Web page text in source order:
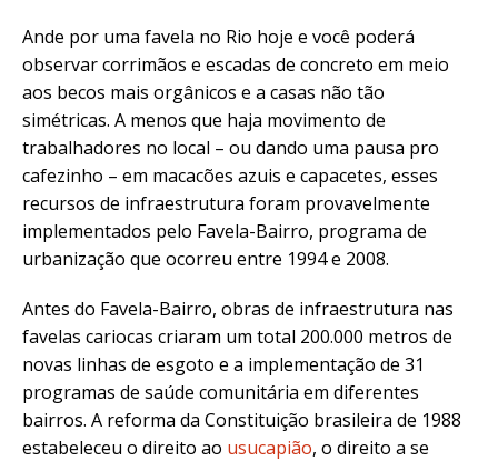
Ande por uma favela no Rio hoje e você poderá
observar corrimãos e escadas de concreto em meio
aos becos mais orgânicos e a casas não tão
simétricas. A menos que haja movimento de
trabalhadores no local – ou dando uma pausa pro
cafezinho – em macacões azuis e capacetes, esses
recursos de infraestrutura foram provavelmente
implementados pelo Favela-Bairro, programa de
urbanização que ocorreu entre 1994 e 2008.
Antes do Favela-Bairro, obras de infraestrutura nas
favelas cariocas criaram um total 200.000 metros de
novas linhas de esgoto e a implementação de 31
programas de saúde comunitária em diferentes
bairros. A reforma da Constituição brasileira de 1988
estabeleceu o direito ao usucapião, o direito a se